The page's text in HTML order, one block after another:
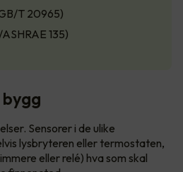
T 20965)
135)
Sensorer i de ulike
lysbryteren eller termostaten,
eller relé) hva som skal